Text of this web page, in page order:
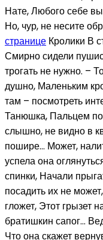
Нате, Любого себе
Но, чур, не несите
странице Кролики В
Смирно сидели
трогать не нужно. –
душно, Маленьким
там – посмотреть
Танюшка, Пальцем
слышно, не видно в
пошире… Может,
успела она
спинки, Начали
посадить их не
гложет, Этот грызет
братишкин сапог…
Что она скажет